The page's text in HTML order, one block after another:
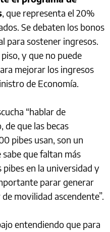
, que representa el 20%
Se debaten los bonos
para sostener ingresos.
y que no puede
mejorar los ingresos
de Economía.
“hablar de
que las becas
pibes usan, son un
que faltan más
pibes en la universidad y
parar generar
movilidad ascendente”.
entendiendo que para